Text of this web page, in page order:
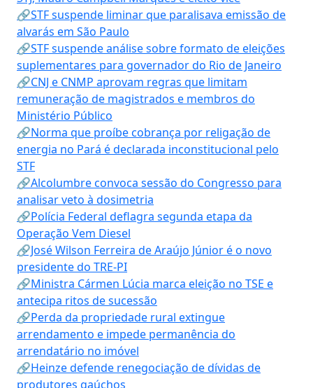
🔗STF suspende liminar que paralisava emissão de
alvarás em São Paulo
🔗STF suspende análise sobre formato de eleições
suplementares para governador do Rio de Janeiro
🔗CNJ e CNMP aprovam regras que limitam
remuneração de magistrados e membros do
Ministério Público
🔗Norma que proíbe cobrança por religação de
energia no Pará é declarada inconstitucional pelo
STF
🔗Alcolumbre convoca sessão do Congresso para
analisar veto à dosimetria
🔗Polícia Federal deflagra segunda etapa da
Operação Vem Diesel
🔗José Wilson Ferreira de Araújo Júnior é o novo
presidente do TRE-PI
🔗Ministra Cármen Lúcia marca eleição no TSE e
antecipa ritos de sucessão
🔗Perda da propriedade rural extingue
arrendamento e impede permanência do
arrendatário no imóvel
🔗Heinze defende renegociação de dívidas de
produtores gaúchos